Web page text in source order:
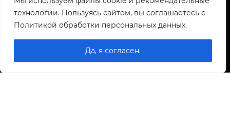
технологии. Пользуясь сайтом, вы соглашаетесь с
Политикой обработки персональных данных.
Да, я согласен.
© 1998-2026
0